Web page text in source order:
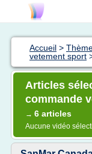
Accueil >
vetement sport
Articles
commande
→ 6 articles
Aucune vidéo